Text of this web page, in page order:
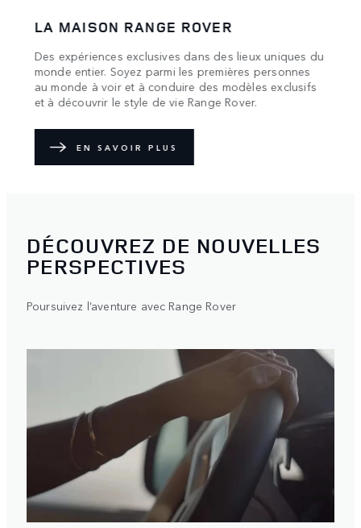
LA MAISON RANGE ROVER
Des expériences exclusives dans des lieux uniques du
monde entier. Soyez parmi les premières personnes
au monde à voir et à conduire des modèles exclusifs
et à découvrir le style de vie Range Rover.
EN SAVOIR PLUS
DÉCOUVREZ DE NOUVELLES
PERSPECTIVES
Poursuivez l’aventure avec Range Rover